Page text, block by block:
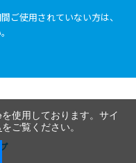
ご使用されていない方は、
使用しております。サイ
をご覧ください。